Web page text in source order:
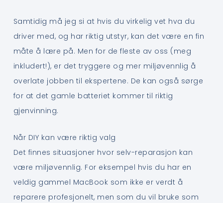
Samtidig må jeg si at hvis du virkelig vet hva du
driver med, og har riktig utstyr, kan det være en fin
måte å lære på. Men for de fleste av oss (meg
inkludert!), er det tryggere og mer miljøvennlig å
overlate jobben til ekspertene. De kan også sørge
for at det gamle batteriet kommer til riktig
gjenvinning.
Når DIY kan være riktig valg
Det finnes situasjoner hvor selv-reparasjon kan
være miljøvennlig. For eksempel hvis du har en
veldig gammel MacBook som ikke er verdt å
reparere profesjonelt, men som du vil bruke som